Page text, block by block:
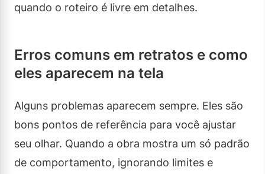
quando o roteiro é livre em detalhes.
Erros comuns em retratos e como
eles aparecem na tela
Alguns problemas aparecem sempre. Eles são
bons pontos de referência para você ajustar
seu olhar. Quando a obra mostra um só padrão
de comportamento, ignorando limites e